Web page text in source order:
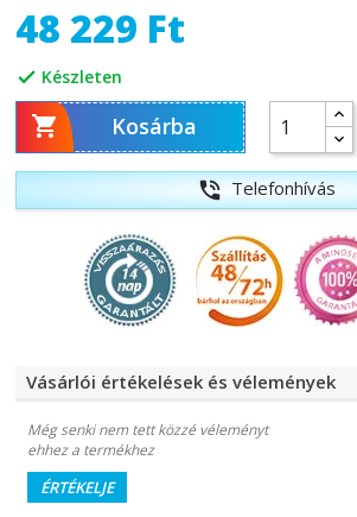
48 229 Ft
 Készleten
 Kosárba
phone_in_talk Telefonhívás
Vásárlói értékelések és vélemények
Még senki nem tett közzé véleményt
ehhez a termékhez
ÉRTÉKELJE